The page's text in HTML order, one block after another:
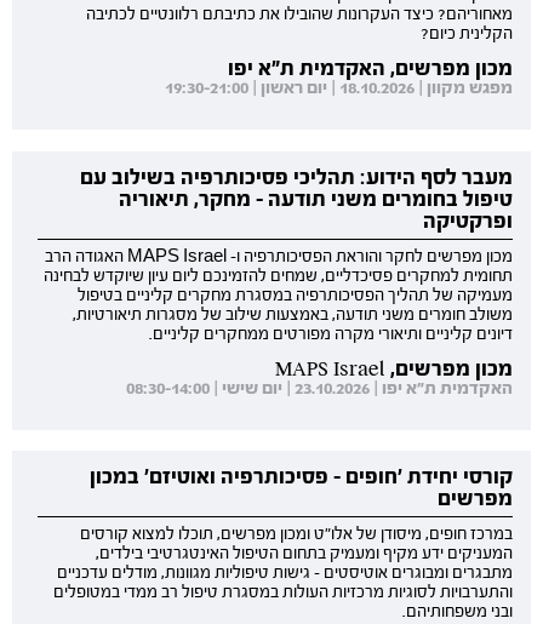
מאחוריהם? כיצד העקרונות שהובילו את כתיבתם רלוונטיים לכתיבה
הקלינית כיום?
מכון מפרשים, האקדמית ת"א יפו
מפגש מקוון | 18.10.2026 | יום ראשון | 19:30-21:00
מעבר לסף הידוע: תהליכי פסיכותרפיה בשילוב עם
טיפול בחומרים משני תודעה - מחקר, תיאוריה
ופרקטיקה
מכון מפרשים לחקר והוראת הפסיכותרפיה ו- MAPS Israel האגודה הרב
תחומית למחקרים פסיכדליים, שמחים להזמינכם ליום עיון שיוקדש לבחינה
מעמיקה של תהליך הפסיכותרפיה במסגרת מחקרים קליניים בטיפול
משולב חומרים משני תודעה, באמצעות שילוב של מסגרות תיאורטיות,
דיונים קליניים ותיאורי מקרה מפורטים ממחקרים קליניים.
מכון מפרשים, MAPS Israel
האקדמית ת"א יפו | 23.10.2026 | יום שישי | 08:30-14:00
קורסי יחידת 'חופים - פסיכותרפיה ואוטיזם' במכון
מפרשים
במרכז חופים, מיסודן של אלו"ט ומכון מפרשים, תוכלו למצוא קורסים
המעניקים ידע מקיף ומעמיק בתחום הטיפול האינטגרטיבי בילדים,
מתבגרים ומבוגרים אוטיסטים - גישות טיפוליות מגוונות, מודלים עדכניים
והתערבויות לסוגיות מרכזיות העולות במסגרת טיפול רב ממדי במטופלים
ובני משפחותיהם.